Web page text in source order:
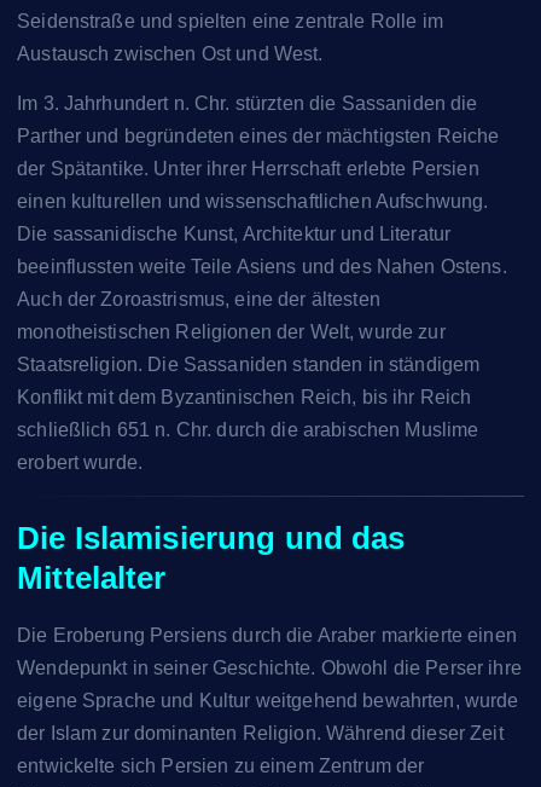
Seidenstraße und spielten eine zentrale Rolle im
Austausch zwischen Ost und West.
Im 3. Jahrhundert n. Chr. stürzten die Sassaniden die
Parther und begründeten eines der mächtigsten Reiche
der Spätantike. Unter ihrer Herrschaft erlebte Persien
einen kulturellen und wissenschaftlichen Aufschwung.
Die sassanidische Kunst, Architektur und Literatur
beeinflussten weite Teile Asiens und des Nahen Ostens.
Auch der Zoroastrismus, eine der ältesten
monotheistischen Religionen der Welt, wurde zur
Staatsreligion. Die Sassaniden standen in ständigem
Konflikt mit dem Byzantinischen Reich, bis ihr Reich
schließlich 651 n. Chr. durch die arabischen Muslime
erobert wurde.
Die Islamisierung und das
Mittelalter
Die Eroberung Persiens durch die Araber markierte einen
Wendepunkt in seiner Geschichte. Obwohl die Perser ihre
eigene Sprache und Kultur weitgehend bewahrten, wurde
der Islam zur dominanten Religion. Während dieser Zeit
entwickelte sich Persien zu einem Zentrum der